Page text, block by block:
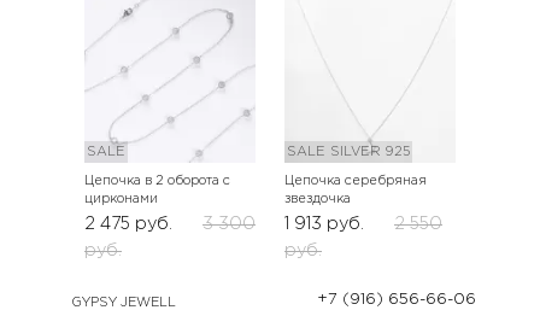
SALE
Цепочка в 2 оборота с
цирконами
2 475 руб.
3 300
руб.
SALE SILVER 925
Цепочка серебряная
звездочка
1 913 руб.
2 550
руб.
GYPSY JEWELL
+7 (916) 656-66-06